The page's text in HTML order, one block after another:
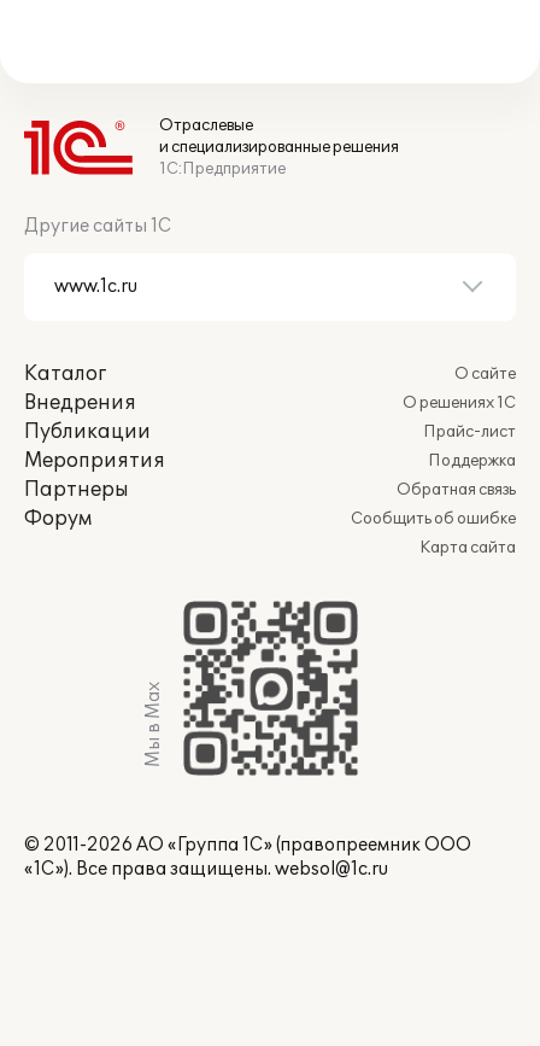
Отраслевые
и специализированные решения
1С:Предприятие
Другие сайты 1С
Каталог
Внедрения
Публикации
Мероприятия
Партнеры
Форум
О сайте
О решениях 1С
Прайс-лист
Поддержка
Обратная связь
Сообщить об ошибке
Карта сайта
Мы в Max
© 2011-2026 АО «Группа 1С» (правопреемник ООО
«1С»). Все права защищены. websol@1c.ru